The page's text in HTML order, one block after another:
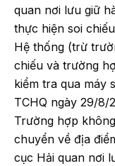
quan nơi lưu giữ
thực hiện soi
Hệ thống (trừ
chiếu và trường
kiểm tra qua máy
TCHQ ngày 29/8/
Trường hợp
chuyển về địa
cục Hải quan nơi